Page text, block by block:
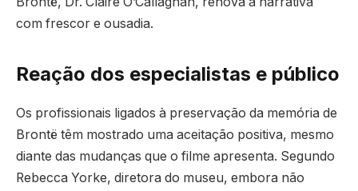
com frescor e ousadia.
Reação dos especialistas e público
Os profissionais ligados à preservação da memória de
Brontë têm mostrado uma aceitação positiva, mesmo
diante das mudanças que o filme apresenta. Segundo
Rebecca Yorke, diretora do museu, embora não